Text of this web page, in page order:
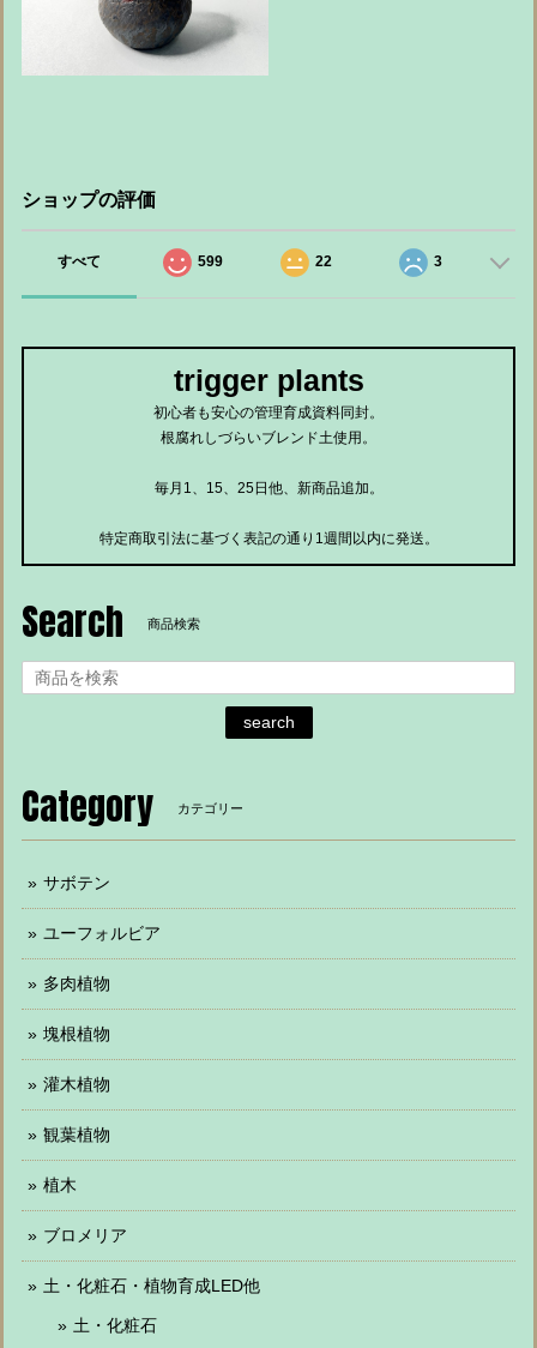
ショップの評価
すべて 599 22 3
trigger plants
初心者も安心の管理育成資料同封。
根腐れしづらいブレンド土使用。
毎月1、15、25日他、新商品追加。
特定商取引法に基づく表記の通り1週間以内に発送。
Search 商品検索
search
Category カテゴリー
サボテン
ユーフォルビア
多肉植物
塊根植物
灌木植物
観葉植物
植木
ブロメリア
土・化粧石・植物育成LED他
土・化粧石